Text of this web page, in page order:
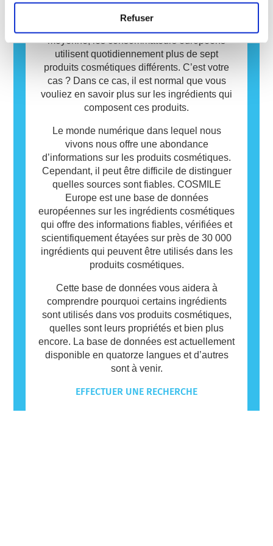
Refuser
allergènes pour certaines personnes. Cela ne
Les produits cosmétiques jouent un rôle
moyenne, les consommateurs européens
utilisent quotidiennement plus de sept
produits cosmétiques différents. C’est votre
cas ? Dans ce cas, il est normal que vous
vouliez en savoir plus sur les ingrédients qui
composent ces produits.
Le monde numérique dans lequel nous
vivons nous offre une abondance
d’informations sur les produits cosmétiques.
Cependant, il peut être difficile de distinguer
quelles sources sont fiables. COSMILE
Europe est une base de données
européennes sur les ingrédients cosmétiques
qui offre des informations fiables, vérifiées et
scientifiquement étayées sur près de 30 000
ingrédients qui peuvent être utilisés dans les
produits cosmétiques.
Cette base de données vous aidera à
comprendre pourquoi certains ingrédients
sont utilisés dans vos produits cosmétiques,
quelles sont leurs propriétés et bien plus
encore. La base de données est actuellement
disponible en quatorze langues et d’autres
sont à venir.
EFFECTUER UNE RECHERCHE